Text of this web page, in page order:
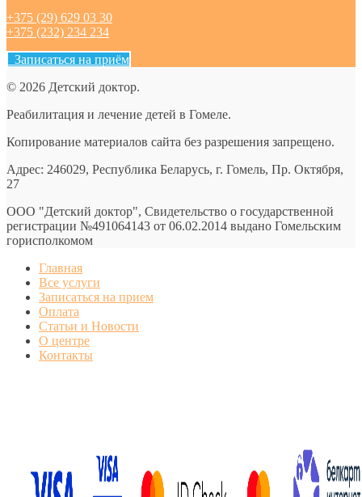
+375 (29) 629 03 30
+375 (232) 234 234
Записаться на приём
© 2026 Детский доктор.
Реабилитация и лечение детей в Гомеле.
Копирование материалов сайта без разрешения запрещено.
Адрес: 246029, Республика Беларусь, г. Гомель, Пр. Октября,
27
ООО "Детский доктор", Свидетельство о государственной
регистрации №491064143 от 06.02.2014 выдано Гомельским
горисполкомом
Главная
Все услуги
Записаться на прием
Оплата
Статьи и Новости
О центре
Контакты